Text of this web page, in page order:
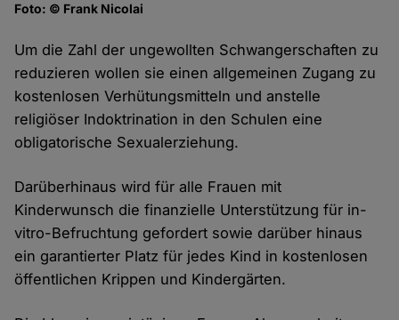
Foto: © Frank Nicolai
Um die Zahl der ungewollten Schwangerschaften zu
reduzieren wollen sie einen allgemeinen Zugang zu
kostenlosen Verhütungsmitteln und anstelle
religiöser Indoktrination in den Schulen eine
obligatorische Sexualerziehung.
Darüberhinaus wird für alle Frauen mit
Kinderwunsch die finanzielle Unterstützung für in-
vitro-Befruchtung gefordert sowie darüber hinaus
ein garantierter Platz für jedes Kind in kostenlosen
öffentlichen Krippen und Kindergärten.